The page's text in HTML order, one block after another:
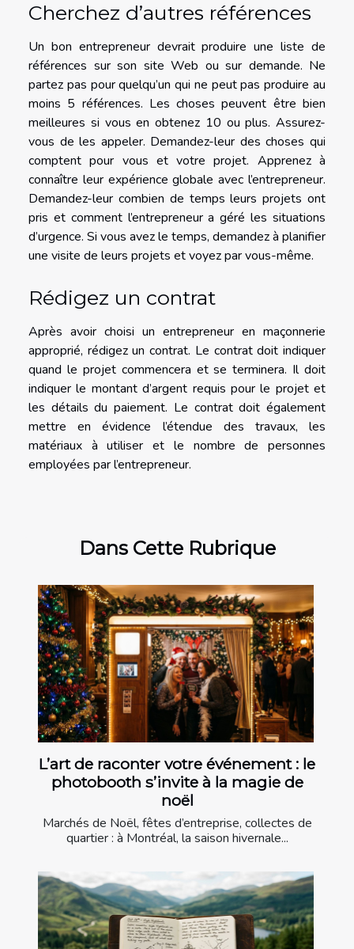
Cherchez d’autres références
Un bon entrepreneur devrait produire une liste de
références sur son site Web ou sur demande. Ne
partez pas pour quelqu’un qui ne peut pas produire au
moins 5 références. Les choses peuvent être bien
meilleures si vous en obtenez 10 ou plus. Assurez-
vous de les appeler. Demandez-leur des choses qui
comptent pour vous et votre projet. Apprenez à
connaître leur expérience globale avec l’entrepreneur.
Demandez-leur combien de temps leurs projets ont
pris et comment l’entrepreneur a géré les situations
d’urgence. Si vous avez le temps, demandez à planifier
une visite de leurs projets et voyez par vous-même.
Rédigez un contrat
Après avoir choisi un entrepreneur en maçonnerie
approprié, rédigez un contrat. Le contrat doit indiquer
quand le projet commencera et se terminera. Il doit
indiquer le montant d’argent requis pour le projet et
les détails du paiement. Le contrat doit également
mettre en évidence l’étendue des travaux, les
matériaux à utiliser et le nombre de personnes
employées par l’entrepreneur.
Dans Cette Rubrique
L’art de raconter votre événement : le
photobooth s’invite à la magie de
noël
Marchés de Noël, fêtes d’entreprise, collectes de
quartier : à Montréal, la saison hivernale...